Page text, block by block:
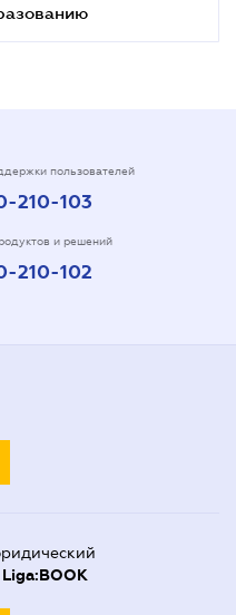
пользователей
210-103
и решений
210-102
Liga:BOOK